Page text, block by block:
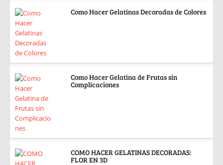
Como Hacer Gelatinas Decoradas de Colores
Como Hacer Gelatina de Frutas sin
Complicaciones
COMO HACER GELATINAS DECORADAS:
FLOR EN 3D